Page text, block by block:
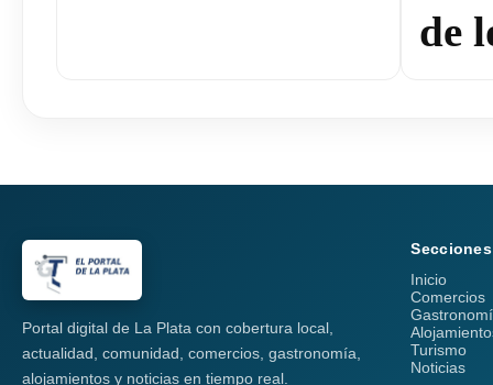
de
Portal digital de La Plata con cobertura local,
actualidad, comunidad, comercios, gastronomía,
alojamientos y noticias en tiempo real.
Secciones
Inicio
Comercios
Turismo
Noticias